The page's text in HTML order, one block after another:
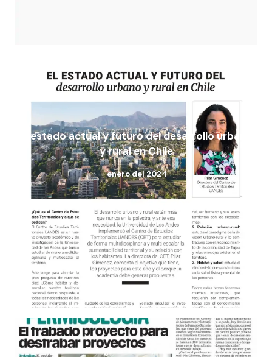
El estado actual y futuro del desarrollo urbano
y rural en Chile
enero del 2024